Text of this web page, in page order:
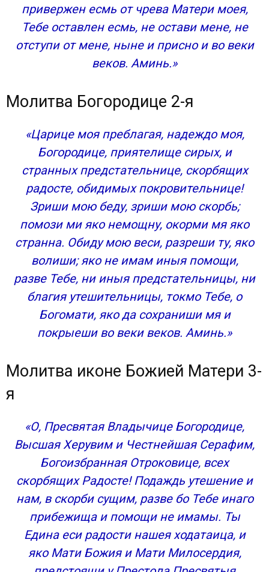
привержен есмь от чрева Матери моея,
Тебе оставлен есмь, не остави мене, не
отступи от мене, ныне и присно и во веки
веков. Аминь.»
Молитва Богородице 2-я
«Царице моя преблагая, надеждо моя,
Богородице, приятелище сирых, и
странных предстательнице, скорбящих
радосте, обидимых покровительнице!
Зриши мою беду, зриши мою скорбь;
помози ми яко немощну, окорми мя яко
странна. Обиду мою веси, разреши ту, яко
волиши; яко не имам иныя помощи,
разве Тебе, ни иныя предстательницы, ни
благия утешительницы, токмо Тебе, о
Богомати, яко да сохраниши мя и
покрыеши во веки веков. Аминь.»
Молитва иконе Божией Матери 3-
я
«О, Пресвятая Владычице Богородице,
Высшая Херувим и Честнейшая Серафим,
Богоизбранная Отроковице, всех
скорбящих Радосте! Подаждь утешение и
нам, в скорби сущим, разве бо Тебе инаго
прибежища и помощи не имамы. Ты
Едина еси радости нашея ходатаица, и
яко Мати Божия и Мати Милосердия,